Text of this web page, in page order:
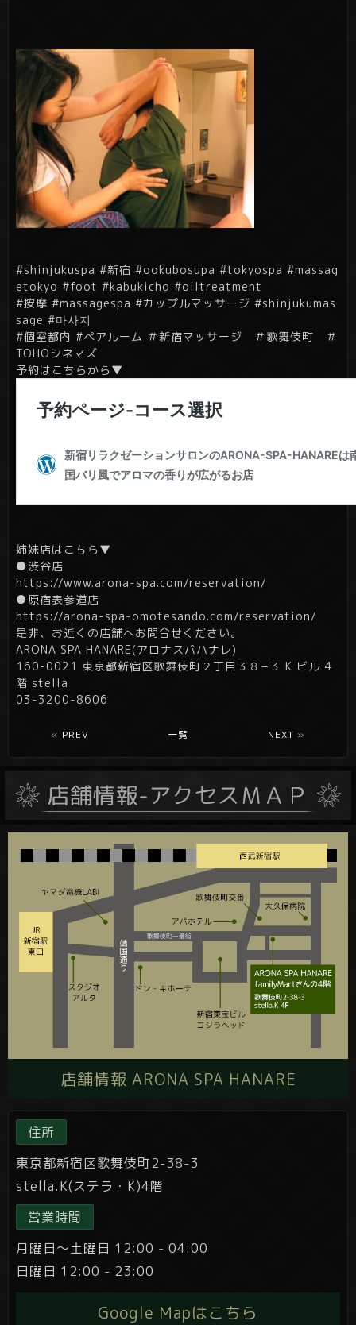
#shinjukuspa #新宿 #ookubosupa #tokyospa #massag
etokyo #foot #kabukicho #oiltreatment
#按摩 #massagespa #カップルマッサージ #shinjukumas
sage #마사지
#個室都内 #ペアルーム ＃新宿マッサージ ＃歌舞伎町 ＃
TOHOシネマズ
予約はこちらから▼
姉妹店はこちら▼
●渋谷店
https://www.arona-spa.com/reservation/
●原宿表参道店
https://arona-spa-omotesando.com/reservation/
是非、お近くの店舗へお問合せください。
ARONA SPA HANARE(アロナスパハナレ)
160-0021 東京都新宿区歌舞伎町２丁目３８−３ K ビル 4
階 stella
03-3200-8606
« PREV 一覧 NEXT »
店舗情報 ARONA SPA HANARE
住所
東京都新宿区歌舞伎町2-38-3
stella.K(ステラ・K)4階
営業時間
月曜日～土曜日 12:00 - 04:00
日曜日 12:00 - 23:00
Google Mapはこちら